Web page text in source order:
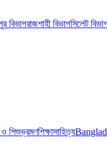
বিভাগরাজশাহী বিভাগসিলেট
ও শিশুভ্রমণশিক্ষাসাহিত্য